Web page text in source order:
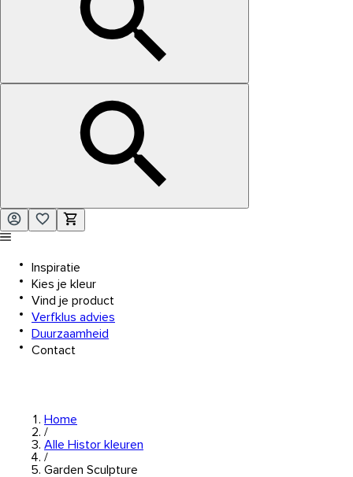
Inspiratie
Kies je kleur
Vind je product
Verfklus advies
Duurzaamheid
Contact
Home
/
Alle Histor kleuren
/
Garden Sculpture